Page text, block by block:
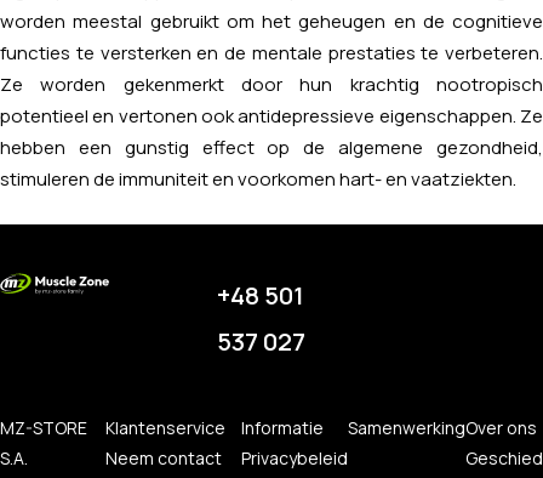
worden meestal gebruikt om het geheugen en de cognitieve
functies te versterken en de mentale prestaties te verbeteren.
Ze worden gekenmerkt door hun krachtig nootropisch
potentieel en vertonen ook antidepressieve eigenschappen. Ze
hebben een gunstig effect op de algemene gezondheid,
stimuleren de immuniteit en voorkomen hart- en vaatziekten.
+48 501
537 027
MZ-STORE
S.A.
Klantenservice
Neem contact
Informatie
Privacybeleid
SamenwerkingOver ons